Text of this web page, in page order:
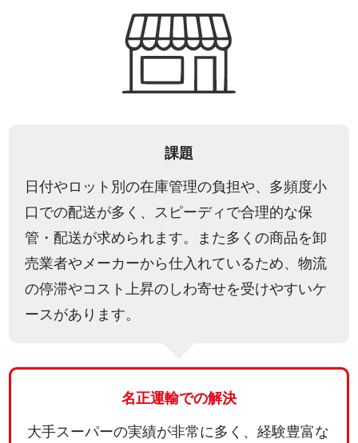
課題
⽇付やロット別の在庫管理の負担や、多頻度⼩
⼝での配送が多く、スピーディで合理的な保
管・配送が求められます。また多くの商品を卸
売業者やメーカーから仕⼊れているため、物流
の停滞やコスト上昇のしわ寄せを受けやすいケ
ースがあります。
名正運輸での解決
⼤手スーパーの実績が非常に多く、経験豊富な